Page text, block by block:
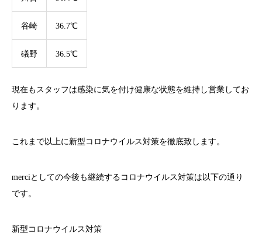
谷崎 36.7℃
礒野 36.5℃
現在もスタッフは感染に気を付け健康な状態を維持し営業してお
ります。
これまで以上に新型コロナウイルス対策を徹底致します。
merciとしての今後も継続するコロナウイルス対策は以下の通り
です。
新型コロナウイルス対策